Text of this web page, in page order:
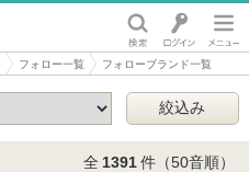
フォロー一覧 フォローブランド一覧
全 1391件（50音順）